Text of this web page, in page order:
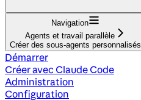
Navigation
Agents et travail parallèle
Créer des sous-agents personnalisés
Démarrer
Créer avec Claude Code
Administration
Configuration